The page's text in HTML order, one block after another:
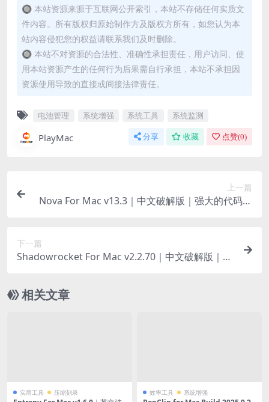
🔘 本站资源来源于互联网公开索引，本站不存储任何实质文
件内容。所有版权归原始制作方及版权方所有，如您认为本
站内容侵犯您的权益请联系我们及时删除。
🔘 本站不对资源的合法性、准确性承担责任，用户访问、使
用本站资源产生的任何行为后果需自行承担，本站不承担因
资源使用导致的直接或间接法律责任。
电池管理 系统增强 系统工具 系统监测
PlayMac 分享 收藏 点赞(0)
上一篇
Nova For Mac v13.3｜中文破解版｜强大的代码编
下一篇
Shadowrocket For Mac v2.2.70｜中文破解版｜苹
相关文章
实用工具 压缩刻录 效率工具 系统增强